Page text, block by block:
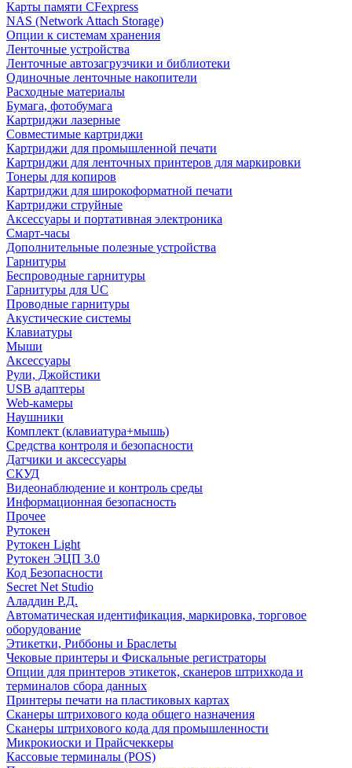
Карты памяти CFexpress
NAS (Network Attach Storage)
Опции к системам хранения
Ленточные устройства
Ленточные автозагрузчики и библиотеки
Одиночные ленточные накопители
Расходные материалы
Бумага, фотобумага
Картриджи лазерные
Совместимые картриджи
Картриджи для промышленной печати
Картриджи для ленточных принтеров для маркировки
Тонеры для копиров
Картриджи для широкоформатной печати
Картриджи струйные
Аксессуары и портативная электроника
Смарт-часы
Дополнительные полезные устройства
Гарнитуры
Беспроводные гарнитуры
Гарнитуры для UC
Проводные гарнитуры
Акустические системы
Клавиатуры
Мыши
Аксессуары
Рули, Джойстики
USB адаптеры
Web-камеры
Наушники
Комплект (клавиатура+мышь)
Средства контроля и безопасности
Датчики и аксессуары
СКУД
Видеонаблюдение и контроль среды
Информационная безопасность
Прочее
Рутокен
Рутокен Light
Рутокен ЭЦП 3.0
Код Безопасности
Secret Net Studio
Аладдин Р.Д.
Автоматическая идентификация, маркировка, торговое
оборудование
Этикетки, Риббоны и Браслеты
Чековые принтеры и Фискальные регистраторы
Опции для принтеров этикеток, сканеров штрихкода и
терминалов сбора данных
Принтеры печати на пластиковых картах
Сканеры штрихового кода общего назначения
Сканеры штрихового кода для промышленности
Микрокиоски и Прайсчеккеры
Кассовые терминалы (POS)